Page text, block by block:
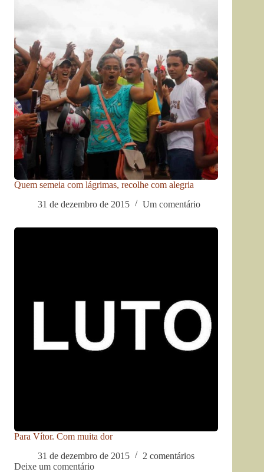
Quem semeia com lágrimas, recolhe com alegria
31 de dezembro de 2015
Um comentário
Para Vítor. Com muita dor
31 de dezembro de 2015
2 comentários
Deixe um comentário